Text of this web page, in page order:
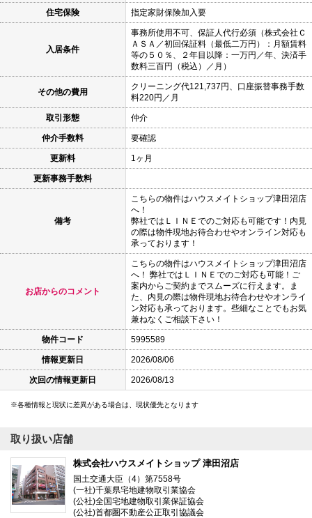
住宅保険 指定家財保険加入要
入居条件
事務所使用不可、保証人代行必須（株式会社Ｃ
ＡＳＡ／初回保証料（最低二万円）：月額賃料
等の５０％、２年目以降：一万円／年、決済手
数料三百円（税込）／月）
その他の費用
クリーニング代121,737円、口座振替事務手数
料220円／月
取引形態 仲介
仲介手数料 要確認
更新料 1ヶ月
更新事務手数料
備考
こちらの物件はハウスメイトショップ津田沼店
へ！
弊社ではＬＩＮＥでのご対応も可能です！内見
の際は物件現地お待合わせやオンライン対応も
承っております！
お店からのコメント
こちらの物件はハウスメイトショップ津田沼店
へ！ 弊社ではＬＩＮＥでのご対応も可能！ご
案内からご契約までスムーズに行えます。ま
た、内見の際は物件現地お待合わせやオンライ
ン対応も承っております。些細なことでもお気
兼ねなくご相談下さい！
物件コード 5995589
情報更新日 2026/08/06
次回の情報更新日 2026/08/13
各種情報と現状に差異がある場合は、現状優先となります
取り扱い店舗
株式会社ハウスメイトショップ 津田沼店
国土交通大臣（4）第7558号
(一社)千葉県宅地建物取引業協会
(公社)全国宅地建物取引業保証協会
(公社)首都圏不動産公正取引協議会